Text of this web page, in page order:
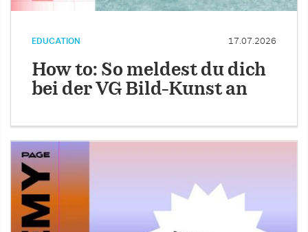
EDUCATION 17.07.2026
How to: So meldest du dich
bei der VG Bild-Kunst an